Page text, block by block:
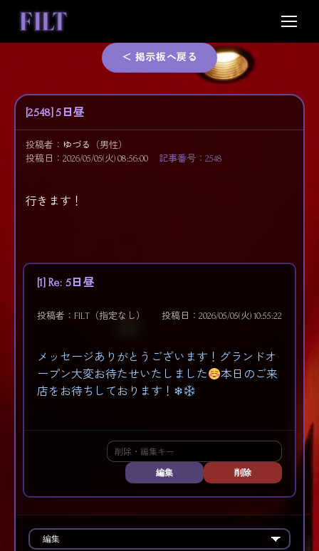
content
＜ 掲示板へ戻る
[2548] 5日昼
投稿者： ゆづる
（男性）
投稿日：2026/05/05(火) 08:56:00
記事番号：2548
行きます！
[1] Re: 5日昼
投稿者：FILT（指定なし） 投稿日：2026/05/05(火) 10:55:22
メッセージありがとうございます！グランドオ
ープン大変お待たせいたしました
本日のご来
店をお待ちしております！❄︎
編集 削除